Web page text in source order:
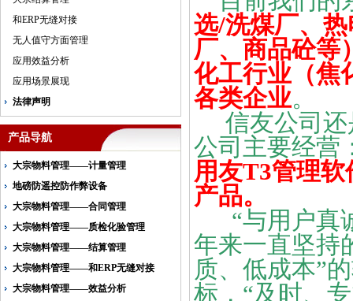
和ERP无缝对接
无人值守方面管理
应用效益分析
应用场景展现
法律声明
产品导航
大宗物料管理——计量管理
地磅防遥控防作弊设备
大宗物料管理——合同管理
大宗物料管理——质检化验管理
大宗物料管理——结算管理
大宗物料管理——和ERP无缝对接
大宗物料管理——效益分析
选/洗煤厂、
厂、商品砼等
化工行业（焦
各类企业。
信友公司
公司主要经营
用友T3管理软
产品。
“与用户真
年来一直坚持
质、低成本”
标，“及时、